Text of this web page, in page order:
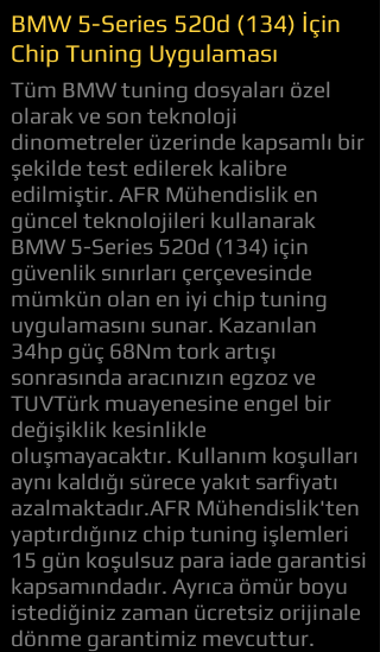
BMW 5-Series 520d (134) İçin
Chip Tuning Uygulaması
Tüm BMW tuning dosyaları özel
olarak ve son teknoloji
dinometreler üzerinde kapsamlı bir
şekilde test edilerek kalibre
edilmiştir. AFR Mühendislik en
güncel teknolojileri kullanarak
BMW 5-Series 520d (134) için
güvenlik sınırları çerçevesinde
mümkün olan en iyi chip tuning
uygulamasını sunar. Kazanılan
34hp güç 68Nm tork artışı
sonrasında aracınızın egzoz ve
TUVTürk muayenesine engel bir
değişiklik kesinlikle
oluşmayacaktır. Kullanım koşulları
aynı kaldığı sürece yakıt sarfiyatı
azalmaktadır.AFR Mühendislik'ten
yaptırdığınız chip tuning işlemleri
15 gün koşulsuz para iade garantisi
kapsamındadır. Ayrıca ömür boyu
istediğiniz zaman ücretsiz orijinale
dönme garantimiz mevcuttur.